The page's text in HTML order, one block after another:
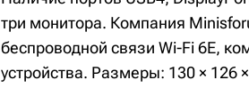
три монитора. Компания
беспроводной связи Wi-Fi 6E,
устройства. Размеры: 130 × 126